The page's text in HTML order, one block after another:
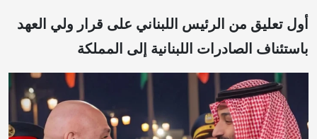
أول تعليق من الرئيس اللبناني على قرار ولي العهد
باستئناف الصادرات اللبنانية إلى المملكة